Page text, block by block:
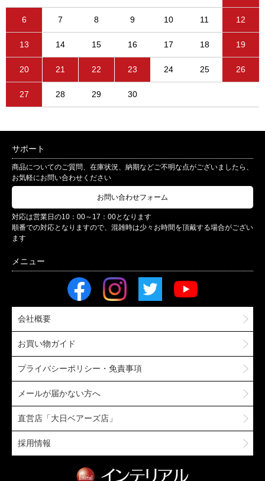
6 7 8 9 10 11 12
13 14 15 16 17 18 19
20 21 22 23 24 25 26
27 28 29 30
サポート
商品についてのご質問、在庫状況、納期などご不明な点がございましたら、
お気軽にお問い合わせください
お問い合わせフォーム
対応は営業日の10：00～17：00となります
順番での対応となりますので、混雑時は少々お時間を頂戴する場合がござい
ます
会社概要
お買い物ガイド
プライバシーポリシー・免責事項
メールが届かない方へ
直営店「大日ベアーズ店」
採用情報